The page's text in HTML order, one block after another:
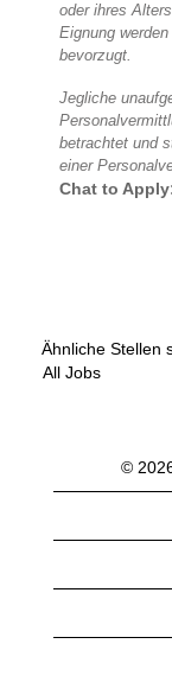
oder ihres
Eignung
bevorzugt.
Jegliche
betrachtet und
einer
Chat to
Ähnliche Stellen
All Jobs
©